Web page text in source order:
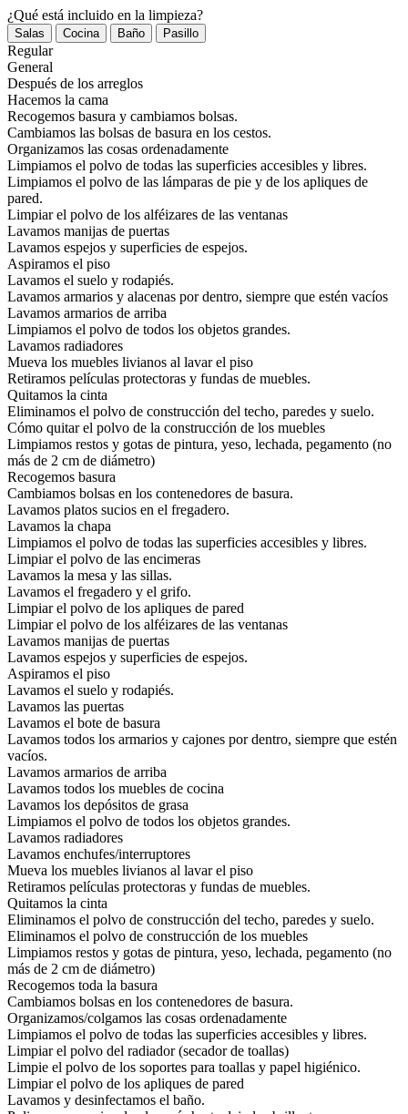
¿Qué está incluido en la limpieza?
Regular
General
Después de los arreglos
Hacemos la cama
Recogemos basura y cambiamos bolsas.
Cambiamos las bolsas de basura en los cestos.
Organizamos las cosas ordenadamente
Limpiamos el polvo de todas las superficies accesibles y libres.
Limpiamos el polvo de las lámparas de pie y de los apliques de
pared.
Limpiar el polvo de los alféizares de las ventanas
Lavamos manijas de puertas
Lavamos espejos y superficies de espejos.
Aspiramos el piso
Lavamos el suelo y rodapiés.
Lavamos armarios y alacenas por dentro, siempre que estén vacíos
Lavamos armarios de arriba
Limpiamos el polvo de todos los objetos grandes.
Lavamos radiadores
Mueva los muebles livianos al lavar el piso
Retiramos películas protectoras y fundas de muebles.
Quitamos la cinta
Eliminamos el polvo de construcción del techo, paredes y suelo.
Cómo quitar el polvo de la construcción de los muebles
Limpiamos restos y gotas de pintura, yeso, lechada, pegamento (no
más de 2 cm de diámetro)
Recogemos basura
Cambiamos bolsas en los contenedores de basura.
Lavamos platos sucios en el fregadero.
Lavamos la chapa
Limpiamos el polvo de todas las superficies accesibles y libres.
Limpiar el polvo de las encimeras
Lavamos la mesa y las sillas.
Lavamos el fregadero y el grifo.
Limpiar el polvo de los apliques de pared
Limpiar el polvo de los alféizares de las ventanas
Lavamos manijas de puertas
Lavamos espejos y superficies de espejos.
Aspiramos el piso
Lavamos el suelo y rodapiés.
Lavamos las puertas
Lavamos el bote de basura
Lavamos todos los armarios y cajones por dentro, siempre que estén
vacíos.
Lavamos armarios de arriba
Lavamos todos los muebles de cocina
Lavamos los depósitos de grasa
Limpiamos el polvo de todos los objetos grandes.
Lavamos radiadores
Lavamos enchufes/interruptores
Mueva los muebles livianos al lavar el piso
Retiramos películas protectoras y fundas de muebles.
Quitamos la cinta
Eliminamos el polvo de construcción del techo, paredes y suelo.
Eliminamos el polvo de construcción de los muebles
Limpiamos restos y gotas de pintura, yeso, lechada, pegamento (no
más de 2 cm de diámetro)
Recogemos toda la basura
Cambiamos bolsas en los contenedores de basura.
Organizamos/colgamos las cosas ordenadamente
Limpiamos el polvo de todas las superficies accesibles y libres.
Limpiar el polvo del radiador (secador de toallas)
Limpie el polvo de los soportes para toallas y papel higiénico.
Limpiar el polvo de los apliques de pared
Lavamos y desinfectamos el baño.